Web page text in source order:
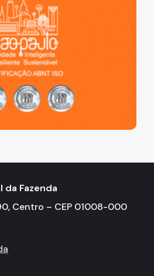
Fazenda
Centro – CEP 01008-000